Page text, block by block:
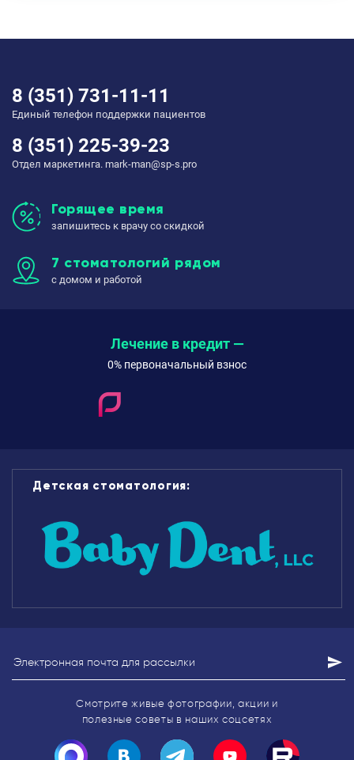
Горящее время
запишитесь к врачу со скидкой
7 стоматологий рядом
с домом и работой
Лечение в кредит —
0% первоначальный взнос
8 (351) 731-11-11
Единый телефон поддержки пациентов
8 (351) 225-39-23
Отдел маркетинга. mark-man@sp-s.pro
Детская стоматология:
Смотрите живые фотографии, акции и
полезные советы в наших соцсетях